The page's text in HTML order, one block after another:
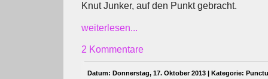
Knut Junker, auf den Punkt gebracht.
weiterlesen...
2 Kommentare
Datum: Donnerstag, 17. Oktober 2013 | Kategorie: